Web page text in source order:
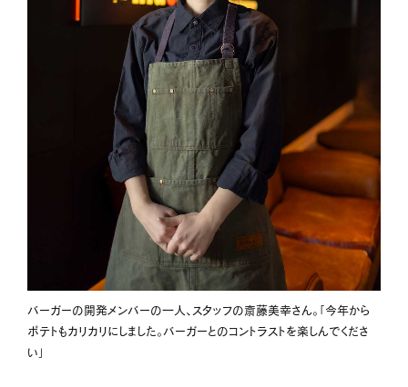
バーガーの開発メンバーの一人、スタッフの斎藤美幸さん。「今年から
ポテトもカリカリにしました。バーガーとのコントラストを楽しんでくださ
い」